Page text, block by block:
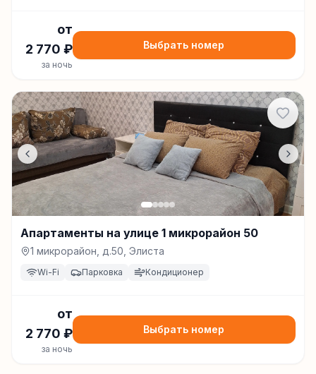
от
2 770 ₽
за ночь
Выбрать номер
Апартаменты на улице 1 микрорайон 50
1 микрорайон, д.50, Элиста
Wi-Fi Парковка Кондиционер
от
2 770 ₽
за ночь
Выбрать номер